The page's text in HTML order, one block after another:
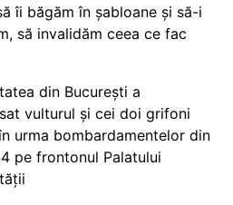
îi băgăm în șabloane și să-i
să invalidăm ceea ce fac
din București a
vulturul și cei doi grifoni
urma bombardamentelor din
pe frontonul Palatului